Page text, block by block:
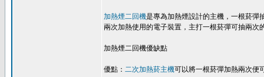
加熱煙二回機是專為加熱煙設計的主機，一根菸彈
兩次加熱使用的電子裝置，主打一根菸彈可抽兩次
加熱煙二回機優缺點
優點： 二次加熱菸主機可以將一根菸彈加熱兩次便